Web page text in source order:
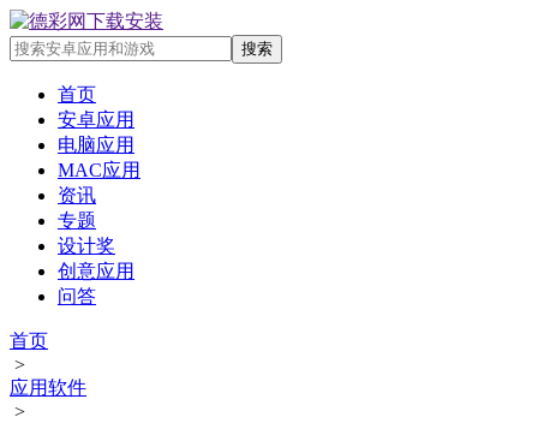
首页
安卓应用
电脑应用
MAC应用
资讯
专题
设计奖
创意应用
问答
首页
>
应用软件
>